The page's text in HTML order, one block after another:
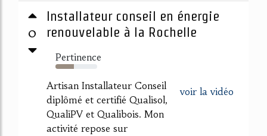
0
Installateur conseil en énergie
renouvelable à la Rochelle
Pertinence
44%
voir la vidéo
Artisan Installateur Conseil
diplômé et certifié Qualisol,
QualiPV et Qualibois. Mon
activité repose sur